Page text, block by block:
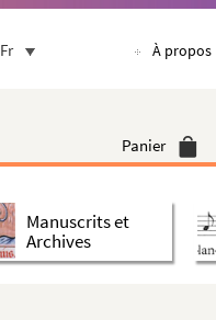
À propos
Panier
Manuscrits et
Archives